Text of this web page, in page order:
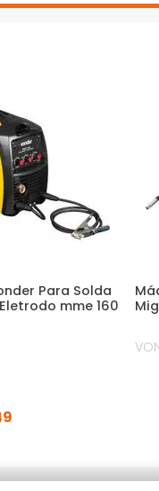
Para Solda
mme 160